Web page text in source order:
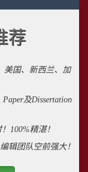
荐
美国、新西兰、加
及Dissertation
100%精湛！
辑团队空前强大！